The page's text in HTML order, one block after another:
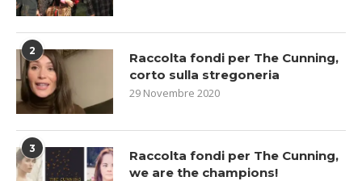
2
Raccolta fondi per The Cunning,
corto sulla stregoneria
29 Novembre 2020
3
Raccolta fondi per The Cunning,
we are the champions!